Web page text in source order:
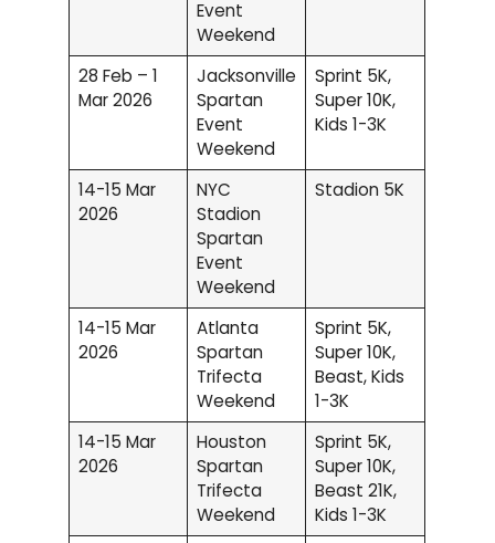
Event
Weekend
28 Feb – 1
Mar 2026
Jacksonville
Spartan
Event
Weekend
Sprint 5K,
Super 10K,
Kids 1-3K
14-15 Mar
2026
NYC
Stadion
Spartan
Event
Weekend
Stadion 5K
14-15 Mar
2026
Atlanta
Spartan
Trifecta
Weekend
Sprint 5K,
Super 10K,
Beast, Kids
1-3K
14-15 Mar
2026
Houston
Spartan
Trifecta
Weekend
Sprint 5K,
Super 10K,
Beast 21K,
Kids 1-3K